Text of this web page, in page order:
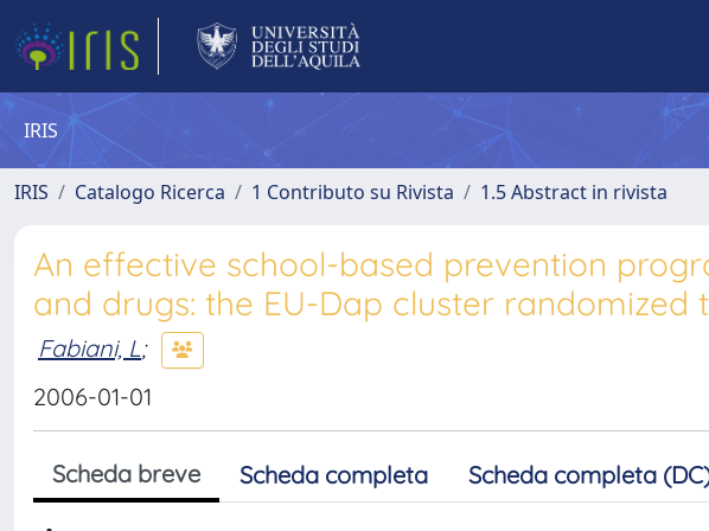
IRIS
IRIS Catalogo Ricerca 1 Contributo su Rivista 1.5 Abstract in rivista
An effective school-based prevention
and drugs: the EU-Dap cluster randomized
Fabiani, L;
2006-01-01
Scheda breve Scheda completa Scheda completa